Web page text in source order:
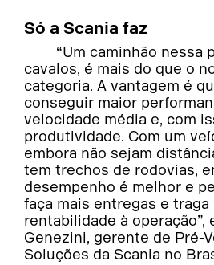
Só a Scania faz
“Um caminhão nessa
cavalos, é mais do que o
categoria. A vantagem é
conseguir maior
velocidade média e, com
produtividade. Com um
embora não sejam
tem trechos de rodovias,
desempenho é melhor e
faça mais entregas e traga
rentabilidade à operação”,
Genezini, gerente de Pré-
Soluções da Scania no